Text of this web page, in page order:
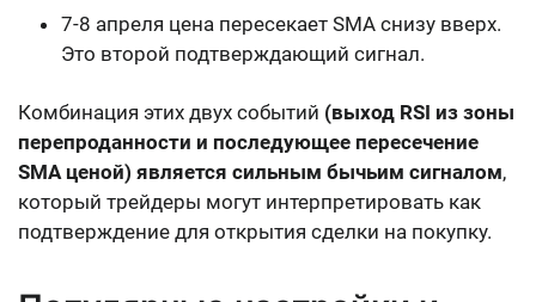
7-8 апреля цена пересекает SMA снизу вверх.
Это второй подтверждающий сигнал.
Комбинация этих двух событий (выход RSI из зоны
перепроданности и последующее пересечение
SMA ценой) является сильным бычьим сигналом,
который трейдеры могут интерпретировать как
подтверждение для открытия сделки на покупку.